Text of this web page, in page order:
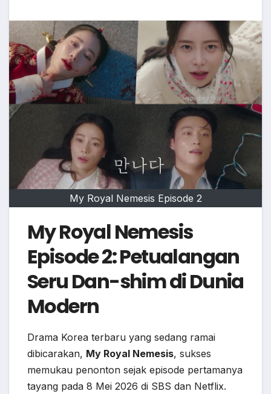
My Royal Nemesis Episode 2
My Royal Nemesis
Episode 2: Petualangan
Seru Dan-shim di Dunia
Modern
Drama Korea terbaru yang sedang ramai
dibicarakan, My Royal Nemesis, sukses
memukau penonton sejak episode pertamanya
tayang pada 8 Mei 2026 di SBS dan Netflix.